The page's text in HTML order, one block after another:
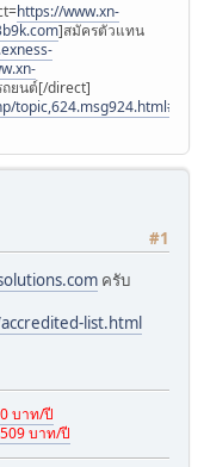
https://www.xn-
]สมัครตัวแทน
ยนต์[/direct]
#1
ครับ
list.html
บาท/ปี
บาท/ปี